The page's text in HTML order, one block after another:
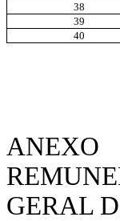
38
39
40
GERAL